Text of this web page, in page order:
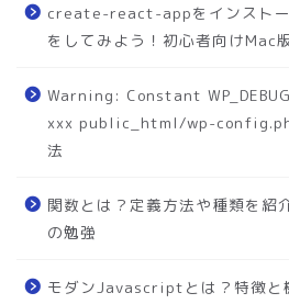
create-react-appをインスト
をしてみよう！初心者向けMac
Warning: Constant
xxx public_html/wp-
法
関数とは？定義方法や種類を
の勉強
モダンJavascriptとは？特徴と